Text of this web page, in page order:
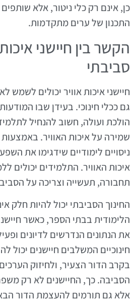
כן, אינם רק כלי ניטור, אלא
התכנון של ערים מתקדמות.
הקשר בין חיישני
סביבתי
חיישני איכות אוויר יכולים לשמש
גם ככלי חינוכי. בעידן שבו
הולכת ועולה, חשוב להנחיל
שמירה על איכות האוויר. באמצעות
ניסויים לימודיים שידגימו את
איכות האוויר. התלמידים יכולים
תחבורה, תעשייה וצריכה על
החינוך הסביבתי יכול להיות חלק
הלימודית בבתי הספר, כאשר
את הנתונים הנדרשים לדיונים
חינוכיים המשלבים חיישנים יכול
בקרב הדור הצעיר, ולחיזוק
הסביבה. כך, החיישנים לא רק
אלא גם תורמים להעצמת הדור